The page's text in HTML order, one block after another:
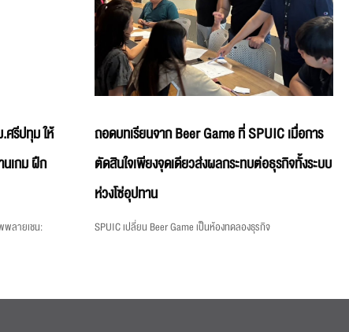
ศรีปทุม ให้
เกม ฝึก
พลายเชน:
ถอดบทเรียนจาก Beer Game ที่ SPUIC เมื่อการ
ตัดสินใจเพียงจุดเดียวส่งผลกระทบต่อธุรกิจทั้งระบบ
ห่วงโซ่อุปทาน
SPUIC เปลี่ยน Beer Game เป็นห้องทดลองธุรกิจ